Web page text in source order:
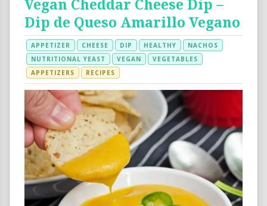
Vegan Cheddar Cheese Dip –
Dip de Queso Amarillo Vegano
APPETIZER CHEESE DIP HEALTHY
NACHOS
NUTRITIONAL YEAST
VEGAN
VEGETABLES
APPETIZERS
RECIPES